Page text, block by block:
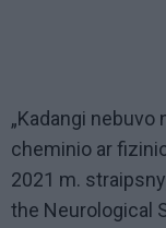
„Kadangi
cheminio ar
2021 m.
the Neurological